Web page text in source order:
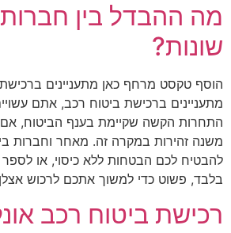
מה ההבדל בין
שונות?
הוסף טקסט מרחף כאן מתעניינים
מתעניינים ברכישת ביטוח רכב, אתם
התחרות הקשה שקיימת בענף הביטוח, אם
משנה זהירות במקרה זה. מאחר וחברות
להבטיח לכם הבטחות ללא כיסוי, או
בלבד, פשוט כדי למשוך אתכם לרכוש
רכישת ביטוח רכב